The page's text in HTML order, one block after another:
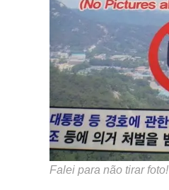
Falei para não tirar foto!